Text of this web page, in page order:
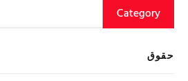
Category
حقوق